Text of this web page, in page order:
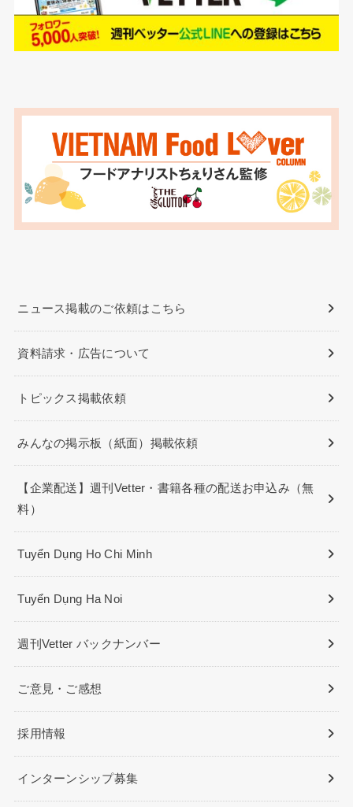
ニュース掲載のご依頼はこちら
資料請求・広告について
トピックス掲載依頼
みんなの掲示板（紙面）掲載依頼
【企業配送】週刊Vetter・書籍各種の配送お申込み（無
料）
Tuyển Dụng Ho Chi Minh
Tuyển Dụng Ha Noi
週刊Vetter バックナンバー
ご意見・ご感想
採用情報
インターンシップ募集